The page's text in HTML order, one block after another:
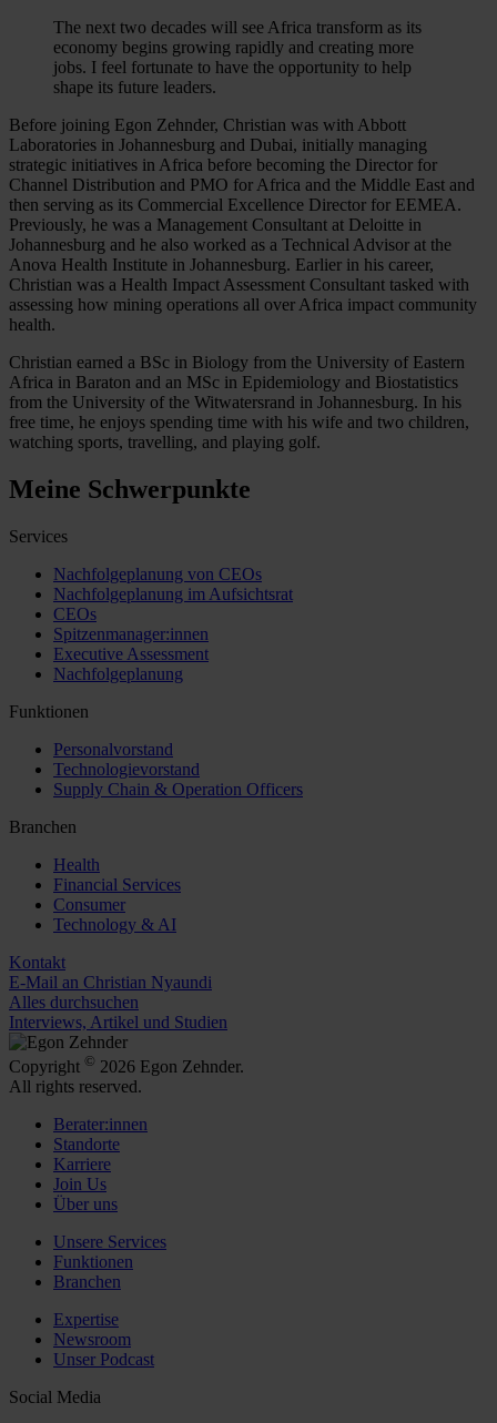
The next two decades will see Africa transform as its
economy begins growing rapidly and creating more
jobs. I feel fortunate to have the opportunity to help
shape its future leaders.
Before joining Egon Zehnder, Christian was with Abbott
Laboratories in Johannesburg and Dubai, initially managing
strategic initiatives in Africa before becoming the Director for
Channel Distribution and PMO for Africa and the Middle East and
then serving as its Commercial Excellence Director for EEMEA.
Previously, he was a Management Consultant at Deloitte in
Johannesburg and he also worked as a Technical Advisor at the
Anova Health Institute in Johannesburg. Earlier in his career,
Christian was a Health Impact Assessment Consultant tasked with
assessing how mining operations all over Africa impact community
health.
Christian earned a BSc in Biology from the University of Eastern
Africa in Baraton and an MSc in Epidemiology and Biostatistics
from the University of the Witwatersrand in Johannesburg. In his
free time, he enjoys spending time with his wife and two children,
watching sports, travelling, and playing golf.
Meine Schwerpunkte
Services
Nachfolgeplanung von CEOs
Nachfolgeplanung im Aufsichtsrat
CEOs
Spitzenmanager:innen
Executive Assessment
Nachfolgeplanung
Funktionen
Personalvorstand
Technologievorstand
Supply Chain & Operation Officers
Branchen
Health
Financial Services
Consumer
Technology & AI
Kontakt
E-Mail an Christian Nyaundi
Alles durchsuchen
Interviews, Artikel und Studien
Copyright © 2026 Egon Zehnder.
All rights reserved.
Berater:innen
Standorte
Karriere
Join Us
Über uns
Unsere Services
Funktionen
Branchen
Expertise
Newsroom
Unser Podcast
Social Media